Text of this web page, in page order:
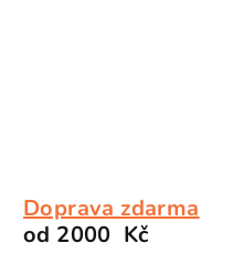
Doprava zdarma
od 2000 Kč